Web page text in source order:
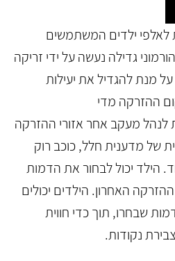
לאלפי ילדים המשתמשים
גדילה נעשה על ידי זריקה
מנת להגדיל את יעילות
ההזרקה מדי
מעקב אחר אזורי ההזרקה
של מדענית חלל, כוכב רוק
הילד יכול לבחור את הדמות
האחרון. הילדים יכולים
שבחרו, תוך כדי חווית
נקודות.